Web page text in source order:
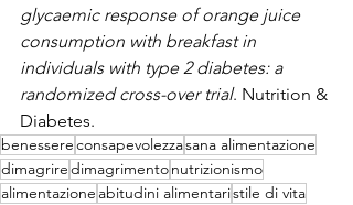
glycaemic response of orange juice
consumption with breakfast in
individuals with type 2 diabetes: a
randomized cross-over trial. Nutrition &
Diabetes.
benessereconsapevolezzasana alimentazione
dimagriredimagrimentonutrizionismo
alimentazione abitudini alimentaristile di vita